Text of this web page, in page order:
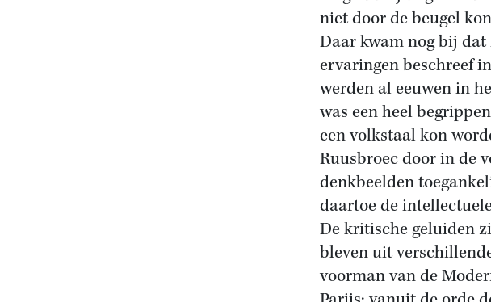
niet door de beugel
Daar kwam nog bij
ervaringen beschreef
werden al eeuwen in
was een heel
een volkstaal kon
Ruusbroec door in de
denkbeelden
daartoe de
De kritische geluiden
bleven uit
voorman van de